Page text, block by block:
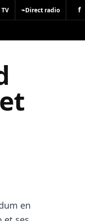
⌁Direct radio f
en